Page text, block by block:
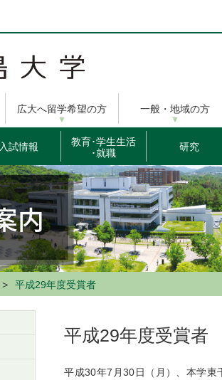
広大へ留学希望の方 一般・地域の方
入試情報
教育･学生生活
･就職
研究
平成29年度受賞者
平成29年度受賞者
平成30年7月30日（月）、本学